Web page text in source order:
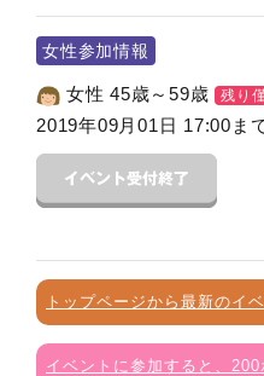
女性参加情報
女性 45歳～59歳 残り
2019年09月01日 17:00ま
トップページから最新のイ
イベントに参加すると、